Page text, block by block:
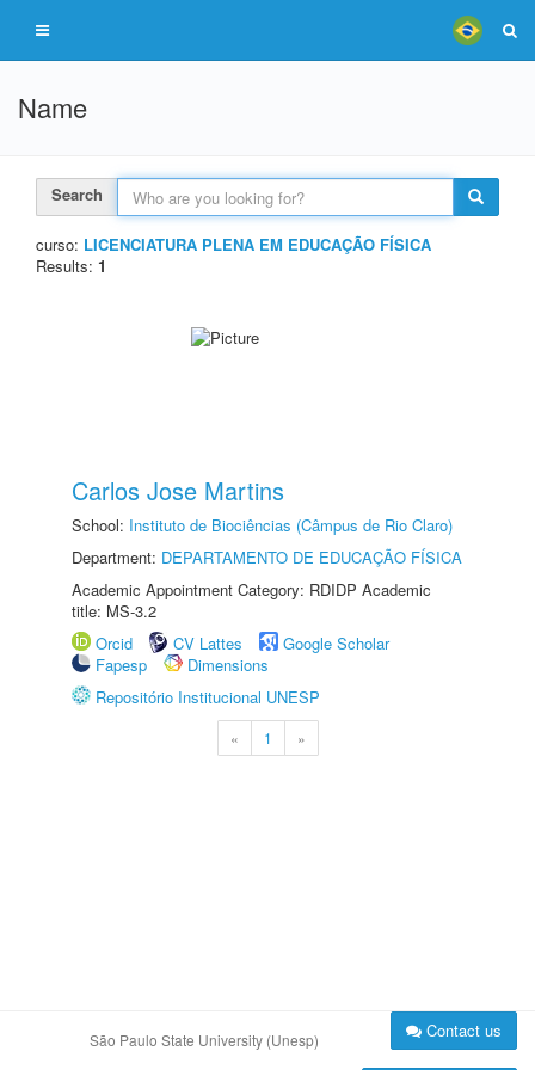
Name
Search
curso: LICENCIATURA PLENA EM EDUCAÇÃO FÍSICA
Results: 1
Carlos Jose Martins
School: Instituto de Biociências (Câmpus de Rio Claro)
Department: DEPARTAMENTO DE EDUCAÇÃO FÍSICA
Academic Appointment Category: RDIDP Academic
title: MS-3.2
Orcid
CV Lattes
Google Scholar
Fapesp
Dimensions
Repositório Institucional UNESP
« 1 »
São Paulo State University (Unesp) Contact us